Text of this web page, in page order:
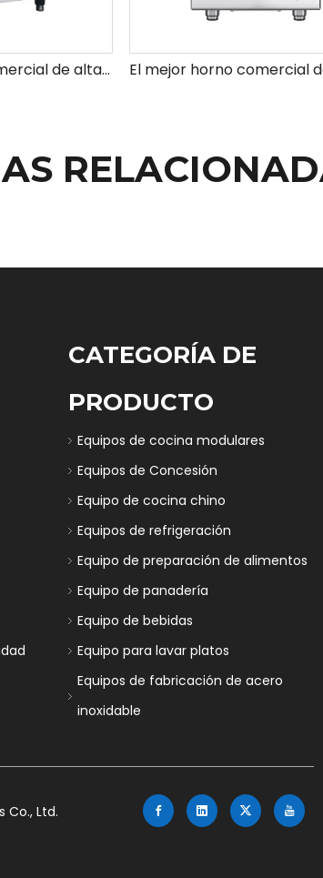
Horno tostador comercial de alta velocidad para cafetería
CATEGORÍA DE
PRODUCTO
Equipos de cocina modulares
Equipos de Concesión
Equipo de cocina chino
Equipos de refrigeración
Equipo de preparación de alimentos
Equipo de panadería
Equipo de bebidas
Equipo para lavar platos
Equipos de fabricación de acero
inoxidable
Co., Ltd.